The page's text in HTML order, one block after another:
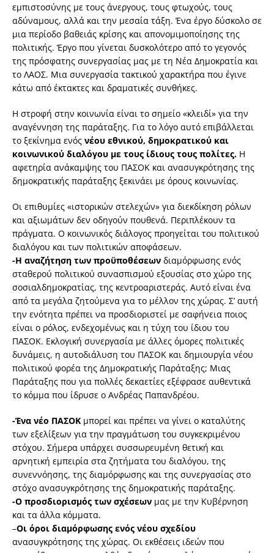
εμπιστοσύνης με τους άνεργους, τους φτωχούς, τους
αδύναμους, αλλά και την μεσαία τάξη. Ένα έργο δύσκολο σε
μια περίοδο βαθειάς κρίσης και απονομιμοποίησης της
πολιτικής. Έργο που γίνεται δυσκολότερο από το γεγονός
της πρόσφατης συνεργασίας μας με τη Νέα Δημοκρατία και
το ΛΑΟΣ. Μια συνεργασία τακτικού χαρακτήρα που έγινε
κάτω από έκτακτες και δραματικές συνθήκες.
Η στροφή στην κοινωνία είναι το σημείο «κλειδί» για την
αναγέννηση της παράταξης. Για το λόγο αυτό επιβάλλεται
το ξεκίνημα ενός νέου εθνικού, δημοκρατικού και
κοινωνικού διαλόγου με τους ίδιους τους πολίτες. Η
αφετηρία ανάκαμψης του ΠΑΣΟΚ και ανασυγκρότησης της
δημοκρατικής παράταξης ξεκινάει με όρους κοινωνίας.
Οι επιθυμίες «ιστορικών στελεχών» για διεκδίκηση ρόλων
και αξιωμάτων δεν οδηγούν πουθενά. Περιπλέκουν τα
πράγματα. Ο κοινωνικός διάλογος προηγείται του πολιτικού
διαλόγου και των πολιτικών αποφάσεων.
-Η αναζήτηση των προϋποθέσεων διαμόρφωσης ενός
σταθερού πολιτικού συνασπισμού εξουσίας στο χώρο της
σοσιαλδημοκρατίας, της κεντροαριστεράς. Αυτό είναι ένα
από τα μεγάλα ζητούμενα για το μέλλον της χώρας. Σ’ αυτή
την ενότητα πρέπει να προσδιοριστεί με σαφήνεια ποιος
είναι ο ρόλος, ενδεχομένως και η τύχη του ίδιου του
ΠΑΣΟΚ. Εκλογική συνεργασία με άλλες όμορες πολιτικές
δυνάμεις, η αυτοδιάλυση του ΠΑΣΟΚ και δημιουργία νέου
πολιτικού φορέα της Δημοκρατικής Παράταξης; Μιας
Παράταξης που για πολλές δεκαετίες εξέφρασε αυθεντικά
το κόμμα που ίδρυσε ο Ανδρέας Παπανδρέου.
-Ένα νέο ΠΑΣΟΚ μπορεί και πρέπει να γίνει ο καταλύτης
των εξελίξεων για την πραγμάτωση του συγκεκριμένου
στόχου. Σήμερα υπάρχει συσσωρευμένη θετική και
αρνητική εμπειρία στα ζητήματα του διαλόγου, της
συνεννόησης, της διαμόρφωσης και της συνεργασίας στο
στόχο ανασυγκρότησης της δημοκρατικής παράταξης.
-Ο προσδιορισμός των σχέσεων μας με την Κυβέρνηση
και τα άλλα κόμματα.
–Οι όροι διαμόρφωσης ενός νέου σχεδίου
ανασυγκρότησης της χώρας. Οι εκθέσεις ιδεών που